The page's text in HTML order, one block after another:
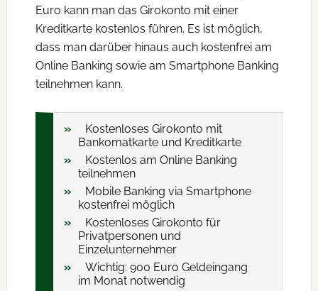
Euro kann man das Girokonto mit einer
Kreditkarte kostenlos führen. Es ist möglich,
dass man darüber hinaus auch kostenfrei am
Online Banking sowie am Smartphone Banking
teilnehmen kann.
Kostenloses Girokonto mit
Bankomatkarte und Kreditkarte
Kostenlos am Online Banking
teilnehmen
Mobile Banking via Smartphone
kostenfrei möglich
Kostenloses Girokonto für
Privatpersonen und
Einzelunternehmer
Wichtig: 900 Euro Geldeingang
im Monat notwendig